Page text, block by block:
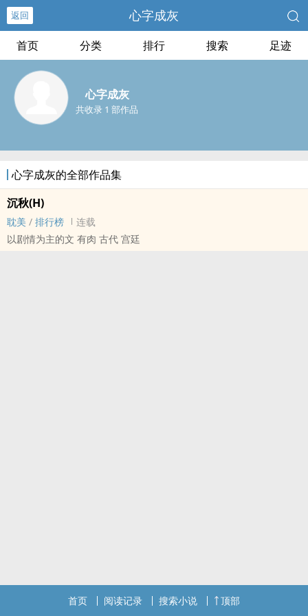
返回 心字成灰
首页 分类 排行 搜索 足迹
心字成灰
共收录 1 部作品
心字成灰的全部作品集
沉秋(H)
耽美 / 排行榜
连载
以剧情为主的文 有肉 古代 宫廷
首页 阅读记录 搜索小说 顶部